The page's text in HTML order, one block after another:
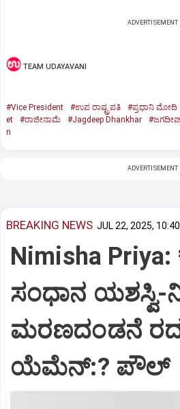
ADVERTISEMENT
TEAM UDAYAVANI
#Vice President #ಉಪ ರಾಷ್ಟ್ರಪತಿ #ಪ್ರಧಾನಿ ಮೋದಿ
et
#ರಾಜೀನಾಮೆ #Jagdeep Dhankhar
n
ADVERTISEMENT
BREAKING NEWS JUL 22, 2025,
Nimisha
ಸಂಧಾನ
ಮರಣದಂಡನೆ
ಯೆಮೆನ್:? ಪೌಲ್